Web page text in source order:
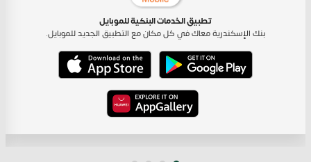
تطبيق الخدمات البنكية للموبايل
بنك الإسكندرية معاك في كل مكان مع التطبيق الجديد للموبايل.